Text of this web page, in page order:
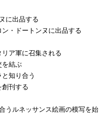
に出品する
・ドートンヌに出品する
ア軍に召集される
結ぶ
知り合う
刊する
うルネッサンス絵画の模写を始